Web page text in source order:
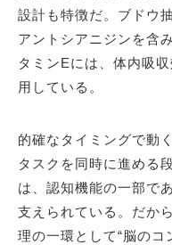
設計も特徴だ。ブドウ
アントシアニジンを含
タミンEには、体内吸
用している。
的確なタイミングで動
タスクを同時に進める
は、認知機能の一部で
支えられている。だか
理の一環として“脳のコ